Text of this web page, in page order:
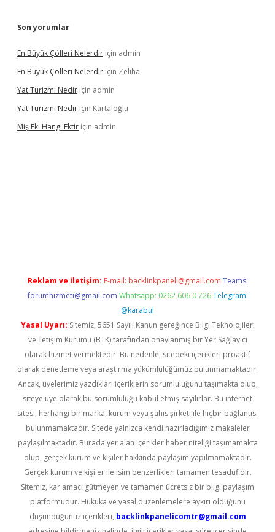
Son yorumlar
En Büyük Çölleri Nelerdir için admin
En Büyük Çölleri Nelerdir için Zeliha
Yat Turizmi Nedir için admin
Yat Turizmi Nedir için Kartaloğlu
Miş Eki Hangi Ektir için admin
Reklam ve İletişim: E-mail: backlinkpaneli@gmail.com Teams:
forumhizmeti@gmail.com Whatsapp: 0262 606 0 726 Telegram:
@karabul
Yasal Uyarı: Sitemiz, 5651 Sayılı Kanun gereğince Bilgi Teknolojileri
ve İletişim Kurumu (BTK) tarafından onaylanmış bir Yer Sağlayıcı
olarak hizmet vermektedir. Bu nedenle, sitedeki içerikleri proaktif
olarak denetleme veya araştırma yükümlülüğümüz bulunmamaktadır.
Ancak, üyelerimiz yazdıkları içeriklerin sorumluluğunu taşımakta olup,
siteye üye olarak bu sorumluluğu kabul etmiş sayılırlar. Bu internet
sitesi, herhangi bir marka, kurum veya şahıs şirketi ile hiçbir bağlantısı
bulunmamaktadır. Sitede yalnızca kendi hazırladığımız makaleler
paylaşılmaktadır. Burada yer alan içerikler haber niteliği taşımamakta
olup, gerçek kurum ve kişiler hakkında paylaşım yapılmamaktadır.
Gerçek kurum ve kişiler ile isim benzerlikleri tamamen tesadüfidir.
Sitemiz, kar amacı gütmeyen ve tamamen ücretsiz bir bilgi paylaşım
platformudur. Hukuka ve yasal düzenlemelere aykırı olduğunu
düşündüğünüz içerikleri, backlinkpanelicomtr@gmail.com